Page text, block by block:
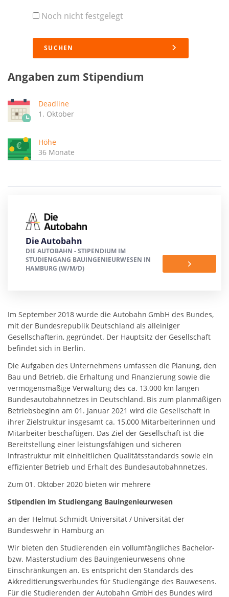
Noch nicht festgelegt
SUCHEN
Angaben zum Stipendium
Deadline
1. Oktober
Höhe
36 Monate
Die Autobahn
DIE AUTOBAHN - STIPENDIUM IM
STUDIENGANG BAUINGENIEURWESEN IN
HAMBURG (W/M/D)
Im September 2018 wurde die Autobahn GmbH des Bundes,
mit der Bundesrepublik Deutschland als alleiniger
Gesellschafterin, gegründet. Der Hauptsitz der Gesellschaft
befindet sich in Berlin.
Die Aufgaben des Unternehmens umfassen die Planung, den
Bau und Betrieb, die Erhaltung und Finanzierung sowie die
vermögensmäßige Verwaltung des ca. 13.000 km langen
Bundesautobahnnetzes in Deutschland. Bis zum planmäßigen
Betriebsbeginn am 01. Januar 2021 wird die Gesellschaft in
ihrer Zielstruktur insgesamt ca. 15.000 Mitarbeiterinnen und
Mitarbeiter beschäftigen. Das Ziel der Gesellschaft ist die
Bereitstellung einer leistungsfähigen und sicheren
Infrastruktur mit einheitlichen Qualitätsstandards sowie ein
effizienter Betrieb und Erhalt des Bundesautobahnnetzes.
Zum 01. Oktober 2020 bieten wir mehrere
Stipendien im Studiengang Bauingenieurwesen
an der Helmut-Schmidt-Universität / Universität der
Bundeswehr in Hamburg an
Wir bieten den Studierenden ein vollumfängliches Bachelor-
bzw. Masterstudium des Bauingenieurwesens ohne
Einschränkungen an. Es entspricht den Standards des
Akkreditierungsverbundes für Studiengänge des Bauwesens.
Für die Studierenden der Autobahn GmbH des Bundes wird